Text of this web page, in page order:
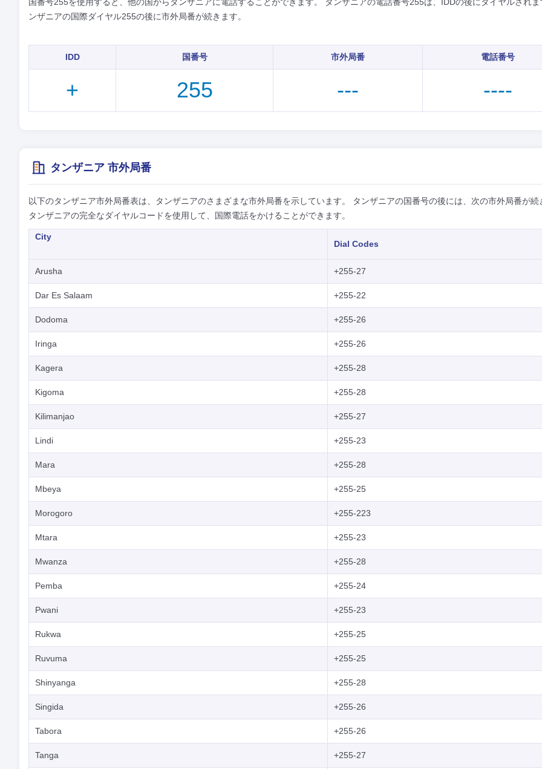
ンザニアの国際ダイヤル255の後に市外局番が続きます。
IDD 国番号 市外局番 電話番号
+ 255 --- ----
タンザニア 市外局番
以下のタンザニア市外局番表は、タンザニアのさまざまな市外局番を示しています。 タンザニアの国番号の後には、次の市外局番が続
タンザニアの完全なダイヤルコードを使用して、国際電話をかけることができます。
City
Dial Codes
Arusha +255-27
Dar Es Salaam +255-22
Dodoma +255-26
Iringa +255-26
Kagera +255-28
Kigoma +255-28
Kilimanjao +255-27
Lindi +255-23
Mara +255-28
Mbeya +255-25
Morogoro +255-223
Mtara +255-23
Mwanza +255-28
Pemba +255-24
Pwani +255-23
Rukwa +255-25
Ruvuma +255-25
Shinyanga +255-28
Singida +255-26
Tabora +255-26
Tanga +255-27